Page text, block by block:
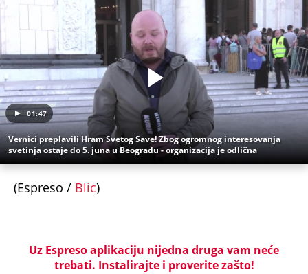
01:47
Vernici preplavili Hram Svetog Save! Zbog ogromnog interesovanja
svetinja ostaje do 5. juna u Beogradu - organizacija je odlična
(Espreso / Blic)
Uz Espreso aplikaciju nijedna druga vam neće
trebati. Instalirajte i proverite zašto!